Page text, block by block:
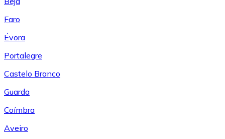
Faro
Évora
Portalegre
Castelo Branco
Guarda
Coímbra
Aveiro